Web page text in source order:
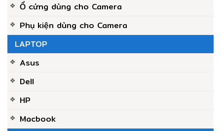
Ổ cứng dùng cho Camera
Phụ kiện dùng cho Camera
LAPTOP
Asus
Dell
HP
Macbook